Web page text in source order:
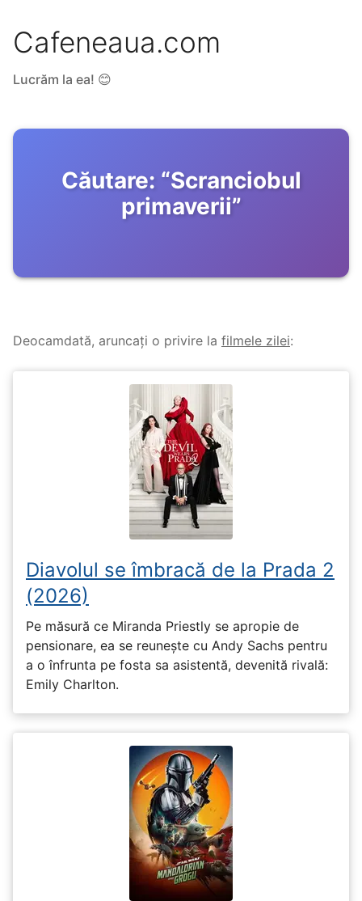
Cafeneaua.com
Lucrăm la ea! 😊
Căutare: “Scranciobul
primaverii”
Deocamdată, aruncați o privire la filmele zilei:
Diavolul se îmbracă de la Prada 2
(2026)
Pe măsură ce Miranda Priestly se apropie de
pensionare, ea se reunește cu Andy Sachs pentru
a o înfrunta pe fosta sa asistentă, devenită rivală:
Emily Charlton.